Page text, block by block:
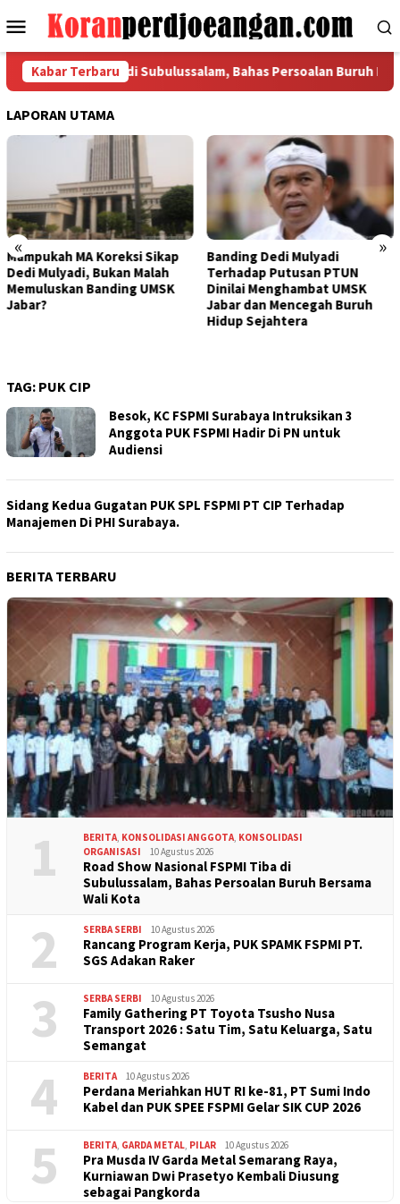
ke
Menu
Mobile
Kabar Terbaru
FSPMI Tiba di Subulussalam, Bahas Persoalan Buruh Bersama
LAPORAN UTAMA
« »
Banding Dedi Mulyadi
Terhadap Putusan PTUN
Dinilai Menghambat UMSK
Jabar dan Mencegah Buruh
Bapak Aing Mengajukan
Banding, MA Tak Boleh
Mengubur Putusan
UMSK Jawa Barat
TAG: PUK CIP
Besok, KC FSPMI Surabaya Intruksikan 3
Anggota PUK FSPMI Hadir Di PN untuk
Audiensi
Sidang Kedua Gugatan PUK SPL FSPMI PT CIP Terhadap
Manajemen Di PHI Surabaya.
BERITA TERBARU
1 BERITA, KONSOLIDASI ANGGOTA, KONSOLIDASI
ORGANISASI
10 Agustus 2026
Road Show Nasional FSPMI Tiba di
Subulussalam, Bahas Persoalan Buruh Bersama
Wali Kota
2 SERBA SERBI 10 Agustus 2026
Rancang Program Kerja, PUK SPAMK FSPMI PT.
SGS Adakan Raker
3 SERBA SERBI 10 Agustus 2026
Family Gathering PT Toyota Tsusho Nusa
Transport 2026 : Satu Tim, Satu Keluarga, Satu
Semangat
4 BERITA 10 Agustus 2026
Perdana Meriahkan HUT RI ke-81, PT Sumi Indo
Kabel dan PUK SPEE FSPMI Gelar SIK CUP 2026
5 BERITA, GARDA METAL, PILAR 10 Agustus 2026
Pra Musda IV Garda Metal Semarang Raya,
Kurniawan Dwi Prasetyo Kembali Diusung
sebagai Pangkorda